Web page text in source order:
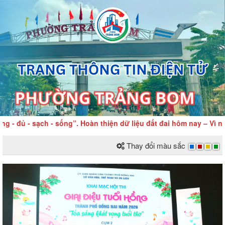
- sạch - sống”. Hoàn thiện dữ liệu đất đai hôm nay – Vì nền
Thay đổi màu sắc